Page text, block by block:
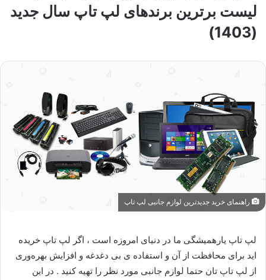
لیست برترین برندهای لپ تاپ سال جدید
(1403)
راهنمای خرید جدیدترین لوازم جانبی لپ تاپ
لپ تاپ یارهمیشگی ما در دنیای امروزه است ، اگر لپ تاپ خریده
اید برای محافظت از آن و استفاده ی بی دغدغه و افزایش بهره‌وری
از لپ تاپ تان حتما لوازم جانبی مورد نظر را تهیه کنید . در این